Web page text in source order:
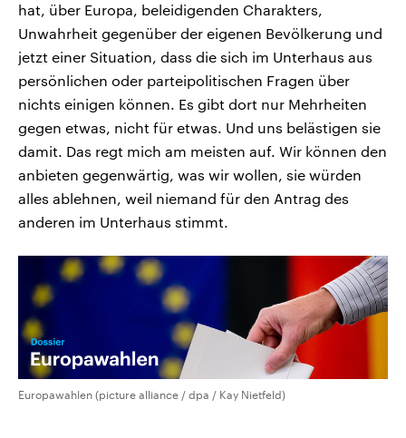
hat, über Europa, beleidigenden Charakters,
Unwahrheit gegenüber der eigenen Bevölkerung und
jetzt einer Situation, dass die sich im Unterhaus aus
persönlichen oder parteipolitischen Fragen über
nichts einigen können. Es gibt dort nur Mehrheiten
gegen etwas, nicht für etwas. Und uns belästigen sie
damit. Das regt mich am meisten auf. Wir können den
anbieten gegenwärtig, was wir wollen, sie würden
alles ablehnen, weil niemand für den Antrag des
anderen im Unterhaus stimmt.
Europawahlen (picture alliance / dpa / Kay Nietfeld)